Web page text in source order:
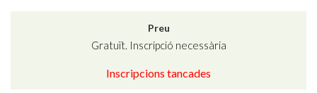
Preu
Gratuït. Inscripció necessària
Inscripcions tancades